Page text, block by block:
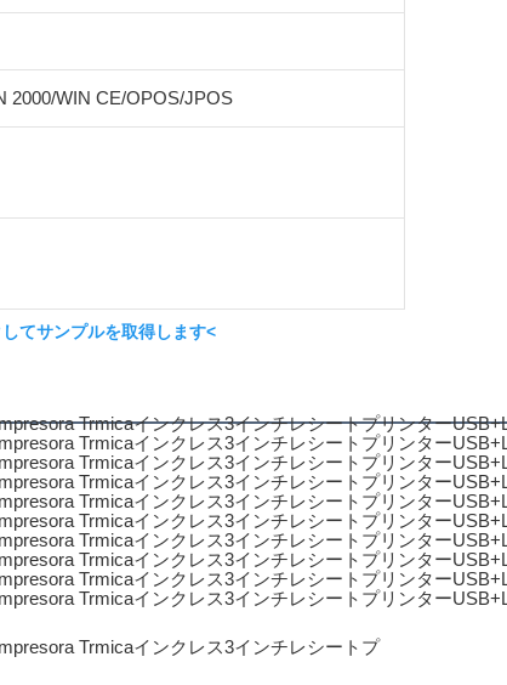
2000/WIN CE/OPOS/JPOS
てサンプルを取得します<